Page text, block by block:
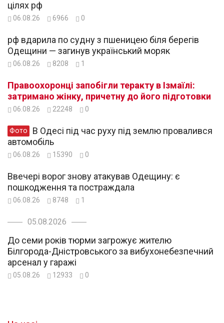
цілях рф
06.08.26 6966 0
рф вдарила по судну з пшеницею біля берегів
Одещини — загинув український моряк
06.08.26 8208 1
Правоохоронці запобігли теракту в Ізмаїлі:
затримано жінку, причетну до його підготовки
06.08.26 22248 0
Фото
автомобіль
06.08.26 15390 0
Ввечері ворог знову атакував Одещину: є
пошкодження та постраждала
06.08.26 8748 1
05.08.2026
До семи років тюрми загрожує жителю
Білгорода-Дністровського за вибухонебезпечний
арсенал у гаражі
05.08.26 12933 0